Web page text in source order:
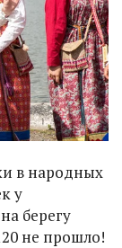
в народных
у
берегу
не прошло!